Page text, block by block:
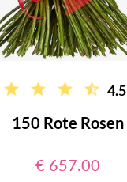
4.5
150 Rote Rosen
€ 657.00